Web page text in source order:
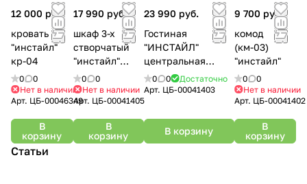
12 000 руб.
кровать
"инстайл"
кр-04
0
0
Нет в наличии
Арт. ЦБ-00046349
В
корзину
17 990 руб.
шкаф 3-х
створчатый
"инстайл"
(шк-30)
0
0
Нет в наличии
Арт. ЦБ-00041405
В
корзину
23 990 руб.
Гостиная
"ИНСТАЙЛ"
центральная
секция (ЦС-02)
0 0
Достаточно
Арт. ЦБ-00041403
В корзину
9 700 руб.
комод
(км-03)
"инстайл"
0
0
Нет в наличии
Арт. ЦБ-00041402
В
корзину
Статьи